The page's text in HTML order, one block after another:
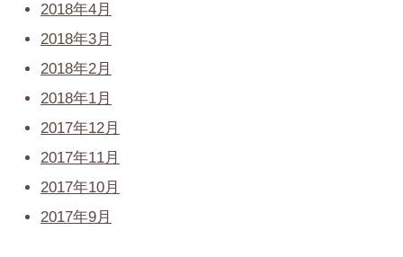
2018年4月
2018年3月
2018年2月
2018年1月
2017年12月
2017年11月
2017年10月
2017年9月